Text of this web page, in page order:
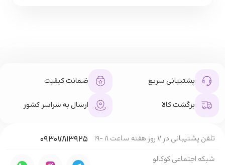
پشتیبانی سریع ضمانت کیفیت
برگشت کالا ارسال به سراسر کشور
تلفن پشتیبانی در 7 روز هفته ساعت 8 -19 ۰۹۳۰۷۸۱۳۹۲۵
شبکه‌ اجتماعی کوکالو